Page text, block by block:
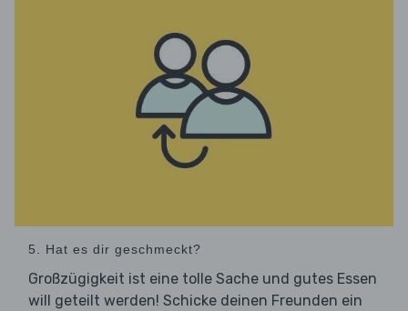
5. Hat es dir geschmeckt?
Großzügigkeit ist eine tolle Sache und gutes Essen
will geteilt werden! Schicke deinen Freunden ein